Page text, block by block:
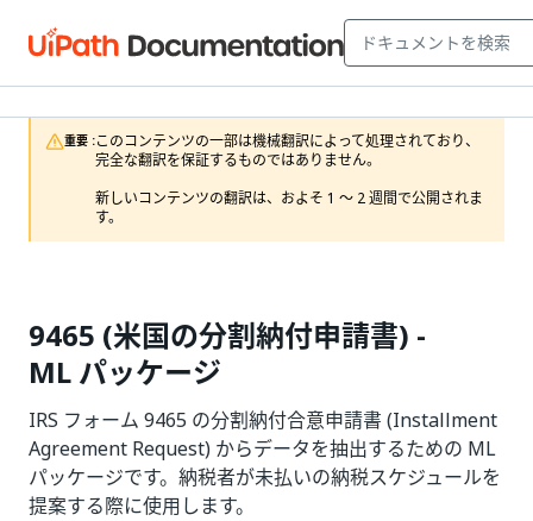
重要 :このコンテンツの一部は機械翻訳によって処理されており、
完全な翻訳を保証するものではありません。
新しいコンテンツの翻訳は、およそ 1 ～ 2 週間で公開されま
す。
9465 (米国の分割納付申請書) -
ML パッケージ
IRS フォーム 9465 の分割納付合意申請書 (Installment
Agreement Request) からデータを抽出するための ML
パッケージです。納税者が未払いの納税スケジュールを
提案する際に使用します。